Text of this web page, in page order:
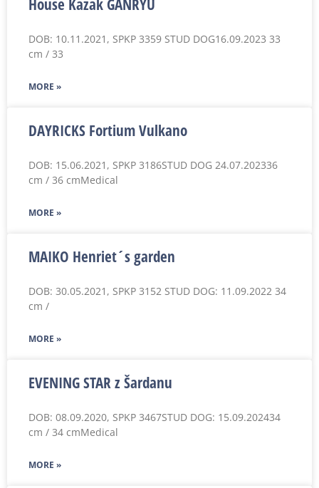
House Kazak GANRYU
DOB: 10.11.2021, SPKP 3359 STUD DOG16.09.2023 33
cm / 33
MORE »
DAYRICKS Fortium Vulkano
DOB: 15.06.2021, SPKP 3186STUD DOG 24.07.202336
cm / 36 cmMedical
MORE »
MAIKO Henriet´s garden
DOB: 30.05.2021, SPKP 3152 STUD DOG: 11.09.2022 34
cm /
MORE »
EVENING STAR z Šardanu
DOB: 08.09.2020, SPKP 3467STUD DOG: 15.09.202434
cm / 34 cmMedical
MORE »